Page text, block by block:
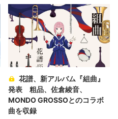
花譜、新アルバム『組曲』
発表 粗品、佐倉綾音、
MONDO GROSSOとのコラボ
曲を収録